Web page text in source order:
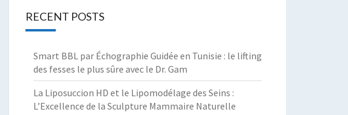
RECENT POSTS
Smart BBL par Échographie Guidée en Tunisie : le lifting
des fesses le plus sûre avec le Dr. Gam
La Liposuccion HD et le Lipomodélage des Seins :
L’Excellence de la Sculpture Mammaire Naturelle